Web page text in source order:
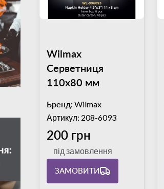
Wilmax
Серветниця
110х80 мм
Бренд: Wilmax
Артикул: 208-6093
200 грн
під замовлення
ЗАМОВИТИ